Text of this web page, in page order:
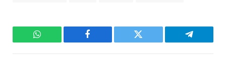
WhatsApp Facebook Twitter Telegram